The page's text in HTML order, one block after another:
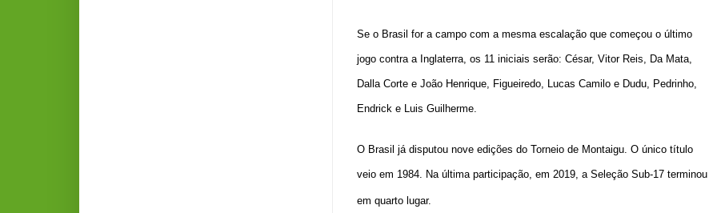
Se o Brasil for a campo com a mesma escalação que começou o último
jogo contra a Inglaterra, os 11 iniciais serão: César, Vitor Reis, Da Mata,
Dalla Corte e João Henrique, Figueiredo, Lucas Camilo e Dudu, Pedrinho,
Endrick e Luis Guilherme.
O Brasil já disputou nove edições do Torneio de Montaigu. O único título
veio em 1984. Na última participação, em 2019, a Seleção Sub-17 terminou
em quarto lugar.